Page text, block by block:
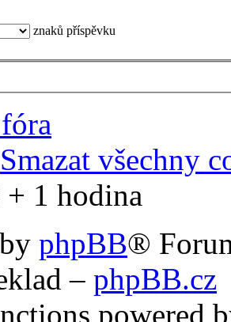
znaků příspěvku
Smazat všechny
1 hodina
phpBB®
– phpBB.cz
powered